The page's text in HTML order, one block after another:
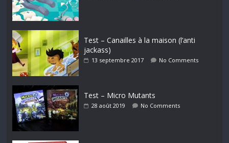
Test – Canailles à la maison (l’anti
jackass)
13 septembre 2017 No Comments
Test – Micro Mutants
28 août 2019 No Comments